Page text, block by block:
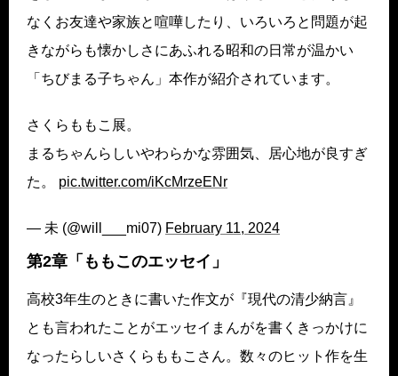
なくお友達や家族と喧嘩したり、いろいろと問題が起
きながらも懐かしさにあふれる昭和の日常が温かい
「ちびまる子ちゃん」本作が紹介されています。
さくらももこ展。
まるちゃんらしいやわらかな雰囲気、居心地が良すぎ
た。 pic.twitter.com/iKcMrzeENr
— 未 (@will___mi07) February 11, 2024
第2章「ももこのエッセイ」
高校3年生のときに書いた作文が『現代の清少納言』
とも言われたことがエッセイまんがを書くきっかけに
なったらしいさくらももこさん。数々のヒット作を生